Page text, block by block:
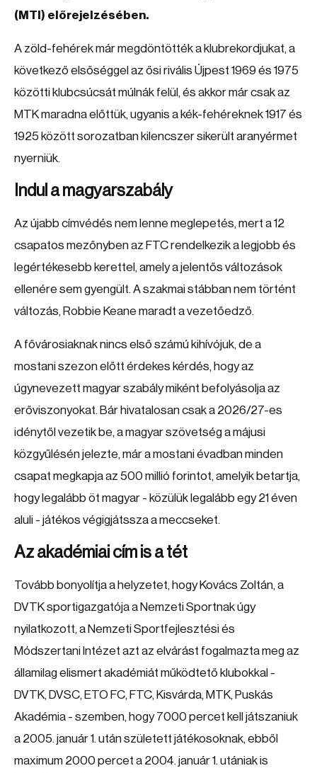
(MTI) előrejelzésében.
A zöld-fehérek már megdöntötték a klubrekordjukat, a
következő elsőséggel az ősi rivális Újpest 1969 és 1975
közötti klubcsúcsát múlnák felül, és akkor már csak az
MTK maradna előttük, ugyanis a kék-fehéreknek 1917 és
1925 között sorozatban kilencszer sikerült aranyérmet
nyerniük.
Indul a magyarszabály
Az újabb címvédés nem lenne meglepetés, mert a 12
csapatos mezőnyben az FTC rendelkezik a legjobb és
legértékesebb kerettel, amely a jelentős változások
ellenére sem gyengült. A szakmai stábban nem történt
változás, Robbie Keane maradt a vezetőedző.
A fővárosiaknak nincs első számú kihívójuk, de a
mostani szezon előtt érdekes kérdés, hogy az
úgynevezett magyar szabály miként befolyásolja az
erőviszonyokat. Bár hivatalosan csak a 2026/27-es
idénytől vezetik be, a magyar szövetség a májusi
közgyűlésén jelezte, már a mostani évadban minden
csapat megkapja az 500 millió forintot, amelyik betartja,
hogy legalább öt magyar - közülük legalább egy 21 éven
aluli - játékos végigjátssza a meccseket.
Az akadémiai cím is a tét
Tovább bonyolítja a helyzetet, hogy Kovács Zoltán, a
DVTK sportigazgatója a Nemzeti Sportnak úgy
nyilatkozott, a Nemzeti Sportfejlesztési és
Módszertani Intézet azt az elvárást fogalmazta meg az
államilag elismert akadémiát működtető klubokkal -
DVTK, DVSC, ETO FC, FTC, Kisvárda, MTK, Puskás
Akadémia - szemben, hogy 7000 percet kell játszaniuk
a 2005. január 1. után született játékosoknak, ebből
maximum 2000 percet a 2004. január 1. utániak is